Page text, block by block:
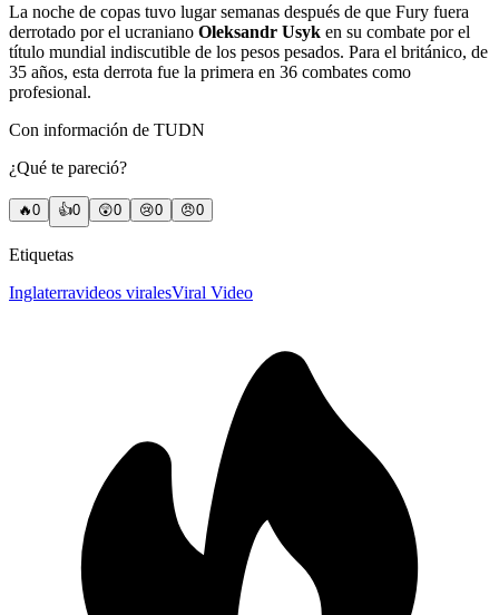
La noche de copas tuvo lugar semanas después de que Fury fuera
derrotado por el ucraniano Oleksandr Usyk en su combate por el
título mundial indiscutible de los pesos pesados. Para el británico, de
35 años, esta derrota fue la primera en 36 combates como
profesional.
Con información de TUDN
¿Qué te pareció?
🔥0 👍0 😲0 😢0 😠0
Etiquetas
Inglaterravideos viralesViral Video